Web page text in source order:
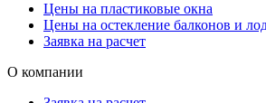
Цены на пластиковые окна
Цены на остекление балконов и
Заявка на расчет
О компании